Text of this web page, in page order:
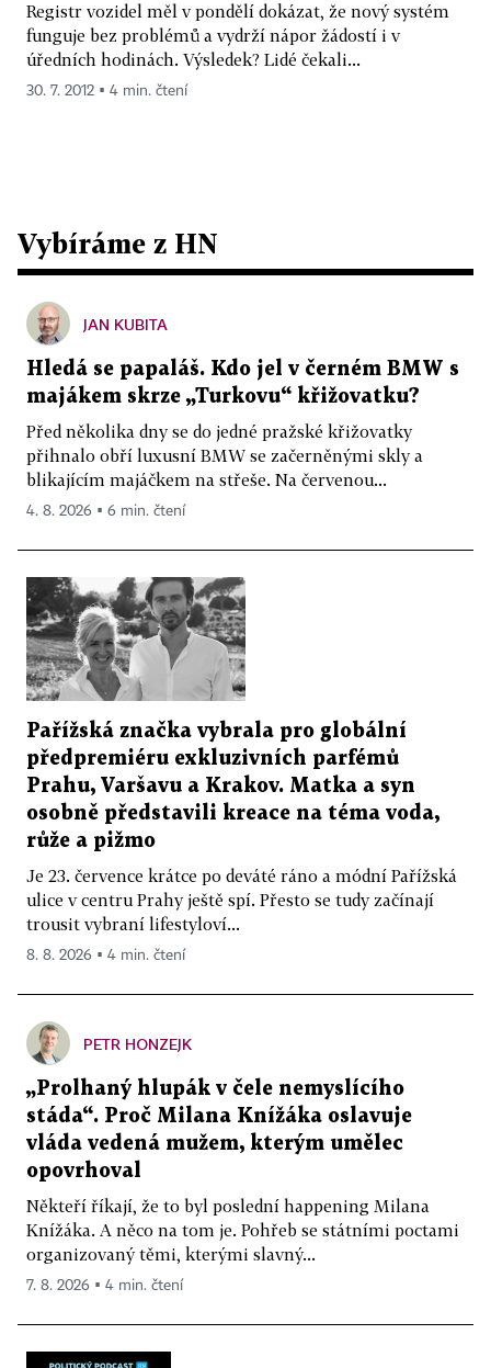
Registr vozidel měl v pondělí dokázat, že nový systém
funguje bez problémů a vydrží nápor žádostí i v
úředních hodinách. Výsledek? Lidé čekali...
30. 7. 2012 ▪ 4 min. čtení
Vybíráme z HN
JAN KUBITA
Hledá se papaláš. Kdo jel v černém BMW s
majákem skrze „Turkovu“ křižovatku?
Před několika dny se do jedné pražské křižovatky
přihnalo obří luxusní BMW se začerněnými skly a
blikajícím majáčkem na střeše. Na červenou...
4. 8. 2026 ▪ 6 min. čtení
Pařížská značka vybrala pro globální
předpremiéru exkluzivních parfémů
Prahu, Varšavu a Krakov. Matka a syn
osobně představili kreace na téma voda,
růže a pižmo
Je 23. července krátce po deváté ráno a módní Pařížská
ulice v centru Prahy ještě spí. Přesto se tudy začínají
trousit vybraní lifestyloví...
8. 8. 2026 ▪ 4 min. čtení
PETR HONZEJK
„Prolhaný hlupák v čele nemyslícího
stáda“. Proč Milana Knížáka oslavuje
vláda vedená mužem, kterým umělec
opovrhoval
Někteří říkají, že to byl poslední happening Milana
Knížáka. A něco na tom je. Pohřeb se státními poctami
organizovaný těmi, kterými slavný...
7. 8. 2026 ▪ 4 min. čtení